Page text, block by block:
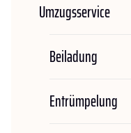
Umzugsservice
Beiladung
Entrümpelung